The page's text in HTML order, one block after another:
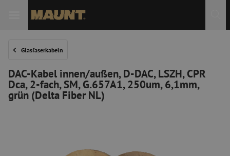
Glasfaserkabeln
DAC-Kabel innen/außen, D-DAC, LSZH, CPR
Dca, 2-fach, SM, G.657A1, 250um, 6,1mm,
grün (Delta Fiber NL)